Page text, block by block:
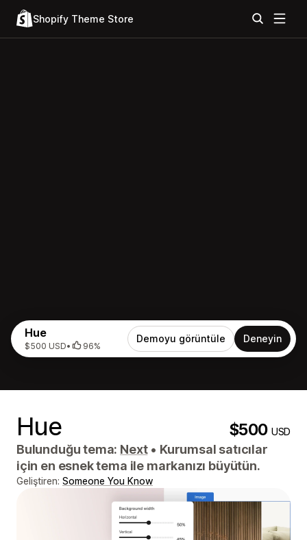
Shopify Theme Store
Hue
$500 USD• 96%
Demoyu görüntüle Deneyin
Hue $500USD
Bulunduğu tema: Next • Kurumsal satıcılar
için en esnek tema ile markanızı büyütün.
Geliştiren: Someone You Know